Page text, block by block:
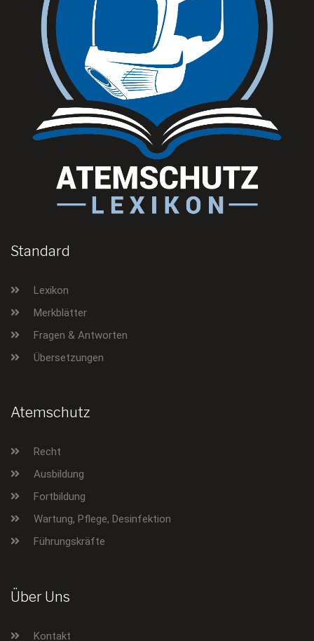
Standard
Lexikon
Merkblätter
Fragen & Antworten
Übersetzungen
Atemschutz
Recht
Ausbildung
Fortbildung
Wartung, Pflege, Desinfektion
Führungskräfte
Über Uns
Kontakt